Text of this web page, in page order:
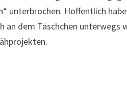
unterbrochen. Hoffentlich
an dem Täschchen unterwegs